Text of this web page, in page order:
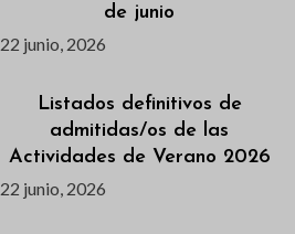
de junio
22 junio, 2026
Listados definitivos de
admitidas/os de las
Actividades de Verano 2026
22 junio, 2026